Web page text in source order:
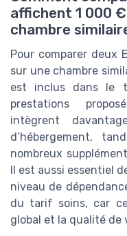
affichent 1 000
chambre
Pour comparer deux
sur une chambre
est inclus dans le
prestations
intègrent
d’hébergement,
nombreux
Il est aussi essentiel
niveau de
du tarif soins, car
global et la qualité de